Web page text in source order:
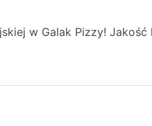
w Galak Pizzy!